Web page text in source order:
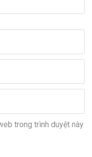
trong trình duyệt này